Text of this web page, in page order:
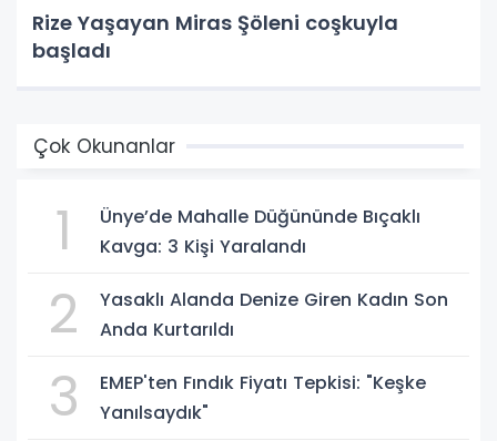
Rize Yaşayan Miras Şöleni coşkuyla
başladı
Çok Okunanlar
1
Ünye’de Mahalle Düğününde Bıçaklı
Kavga: 3 Kişi Yaralandı
2
Yasaklı Alanda Denize Giren Kadın Son
Anda Kurtarıldı
3
EMEP'ten Fındık Fiyatı Tepkisi: "Keşke
Yanılsaydık"